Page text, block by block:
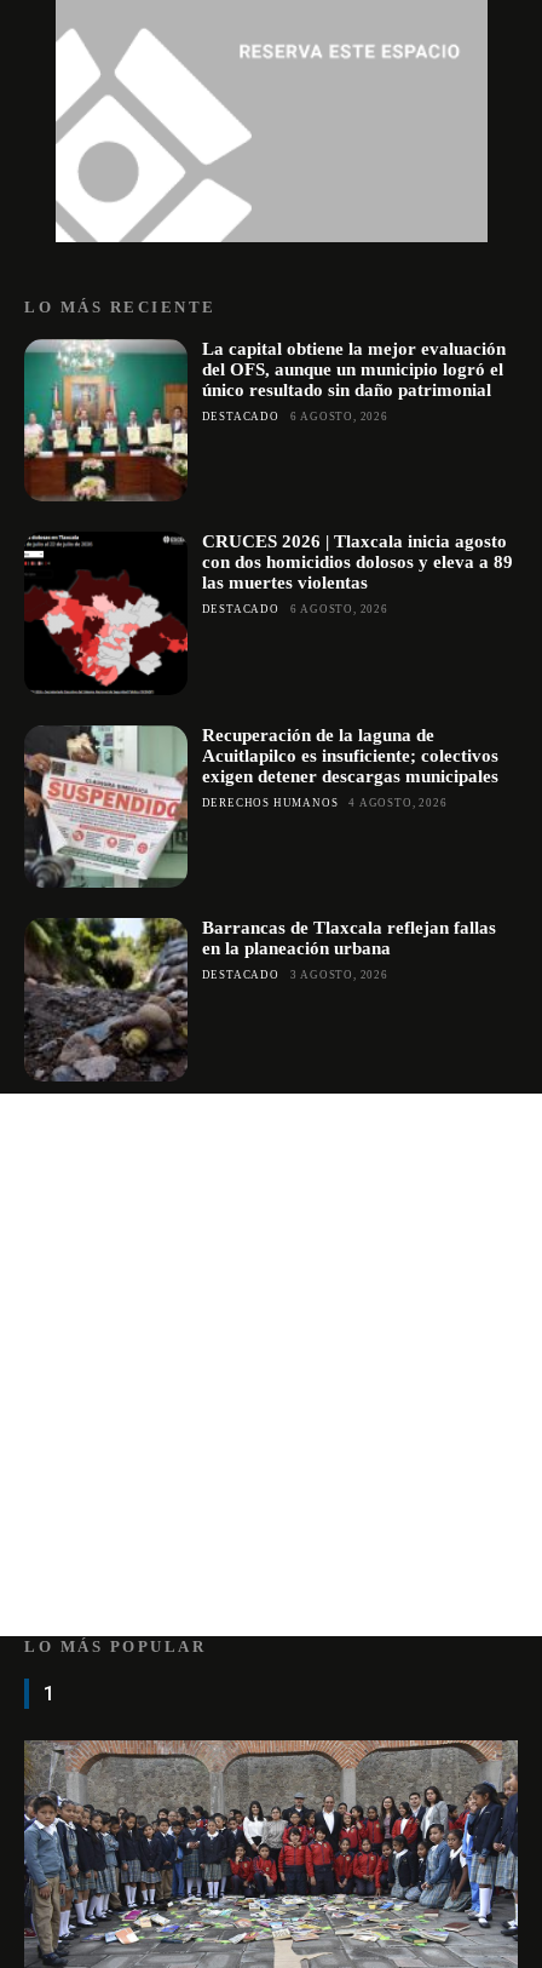
LO MÁS RECIENTE
La capital obtiene la mejor evaluación
del OFS, aunque un municipio logró el
único resultado sin daño patrimonial
DESTACADO 6 AGOSTO, 2026
CRUCES 2026 | Tlaxcala inicia agosto
con dos homicidios dolosos y eleva a 89
las muertes violentas
DESTACADO 6 AGOSTO, 2026
Recuperación de la laguna de
Acuitlapilco es insuficiente; colectivos
exigen detener descargas municipales
DERECHOS HUMANOS 4 AGOSTO, 2026
Barrancas de Tlaxcala reflejan fallas
en la planeación urbana
DESTACADO 3 AGOSTO, 2026
LO MÁS POPULAR
1